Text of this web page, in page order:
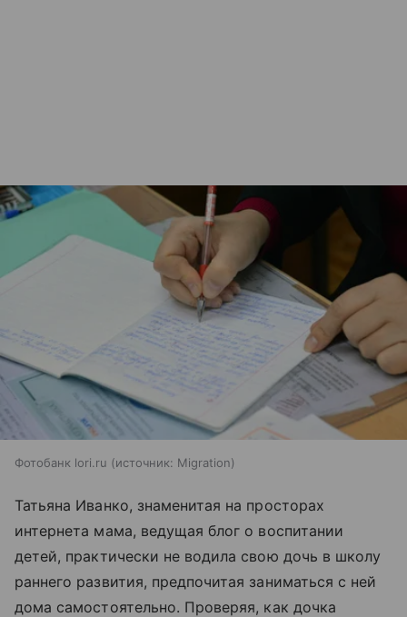
Фотобанк lori.ru источник: Migration
Татьяна Иванко, знаменитая на просторах
интернета мама, ведущая блог о воспитании
детей, практически не водила свою дочь в школу
раннего развития, предпочитая заниматься с ней
дома самостоятельно. Проверяя, как дочка